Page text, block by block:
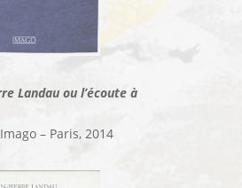
Landau ou l’écoute à
– Paris, 2014